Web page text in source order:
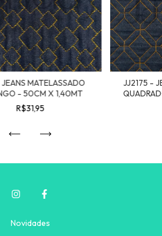
MATELASSADO
- 50CM X 1,40MT
R$31,95
JJ2175 -
Novidades